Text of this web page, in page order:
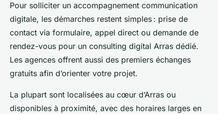
Pour solliciter un accompagnement communication
digitale, les démarches restent simples : prise de
contact via formulaire, appel direct ou demande de
rendez-vous pour un consulting digital Arras dédié.
Les agences offrent aussi des premiers échanges
gratuits afin d’orienter votre projet.
La plupart sont localisées au cœur d’Arras ou
disponibles à proximité, avec des horaires larges en